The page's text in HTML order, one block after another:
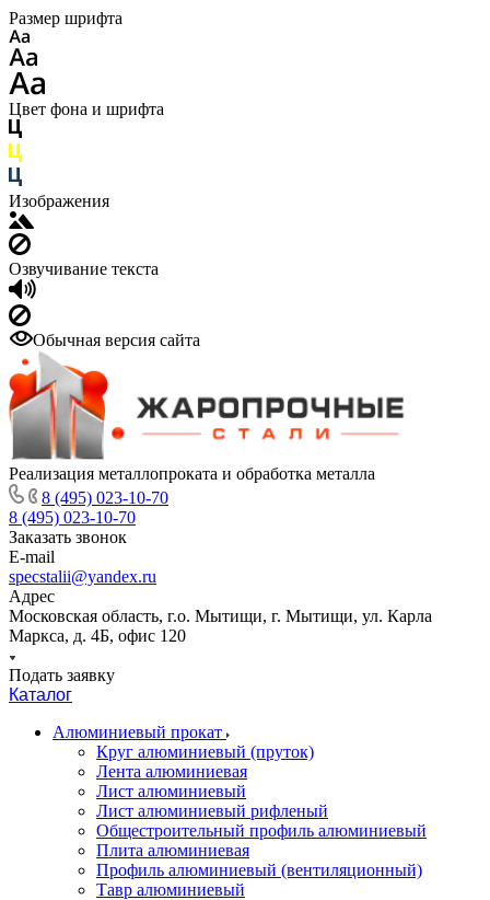
Размер шрифта
Цвет фона и шрифта
Изображения
Озвучивание текста
Обычная версия сайта
Реализация металлопроката и обработка металла
8 (495) 023-10-70
8 (495) 023-10-70
Заказать звонок
E-mail
specstalii@yandex.ru
Адрес
Московская область, г.о. Мытищи, г. Мытищи, ул. Карла
Маркса, д. 4Б, офис 120
Подать заявку
Каталог
Алюминиевый прокат
Круг алюминиевый (пруток)
Лента алюминиевая
Лист алюминиевый
Лист алюминиевый рифленый
Общестроительный профиль алюминиевый
Плита алюминиевая
Профиль алюминиевый (вентиляционный)
Тавр алюминиевый